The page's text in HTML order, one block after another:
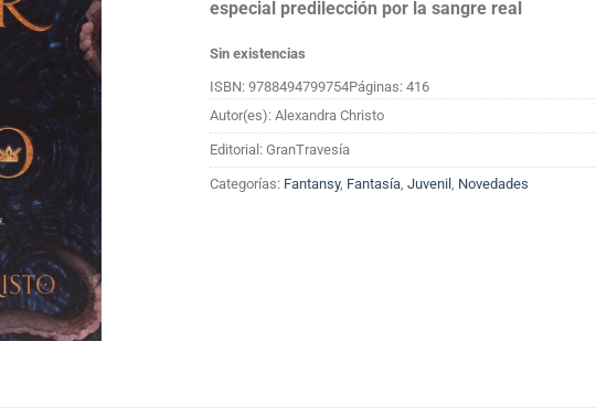
especial predilección por la sangre real
Sin existencias
ISBN: 9788494799754Páginas: 416
Autor(es): Alexandra Christo
Editorial: GranTravesía
Categorías: Fantansy, Fantasía, Juvenil , Novedades